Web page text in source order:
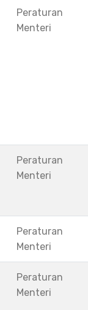
Peraturan
Menteri
Peraturan
Menteri
Peraturan
Menteri
Peraturan
Menteri